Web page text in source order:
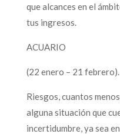
que alcances en el
tus ingresos.
ACUARIO
(22 enero – 21 febrero).
Riesgos, cuantos
alguna situación que
incertidumbre, ya sea